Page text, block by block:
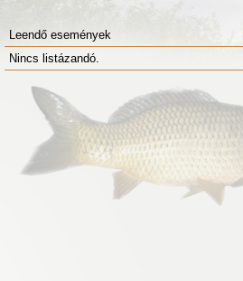
Leendő események
Nincs listázandó.